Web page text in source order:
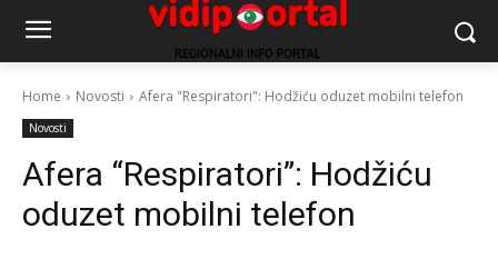
Home Novosti Afera "Respiratori": Hodžiću oduzet mobilni telefon
Novosti
Afera “Respiratori”: Hodžiću
oduzet mobilni telefon